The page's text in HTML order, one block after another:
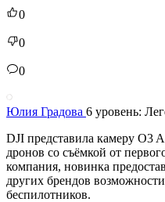
0
0
0
Юлия Градова 6 уровень:
DJI представила камеру O3
дронов со съёмкой от
компания, новинка
других брендов
беспилотников.